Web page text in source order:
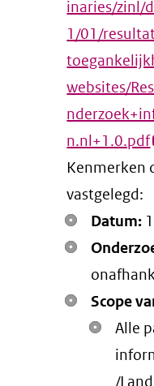
inaries/zinl/
1/01/
websites/
n.nl+1.0.pdf
Kenmerken
vastgelegd:
Datum:
Scope
Alle
/